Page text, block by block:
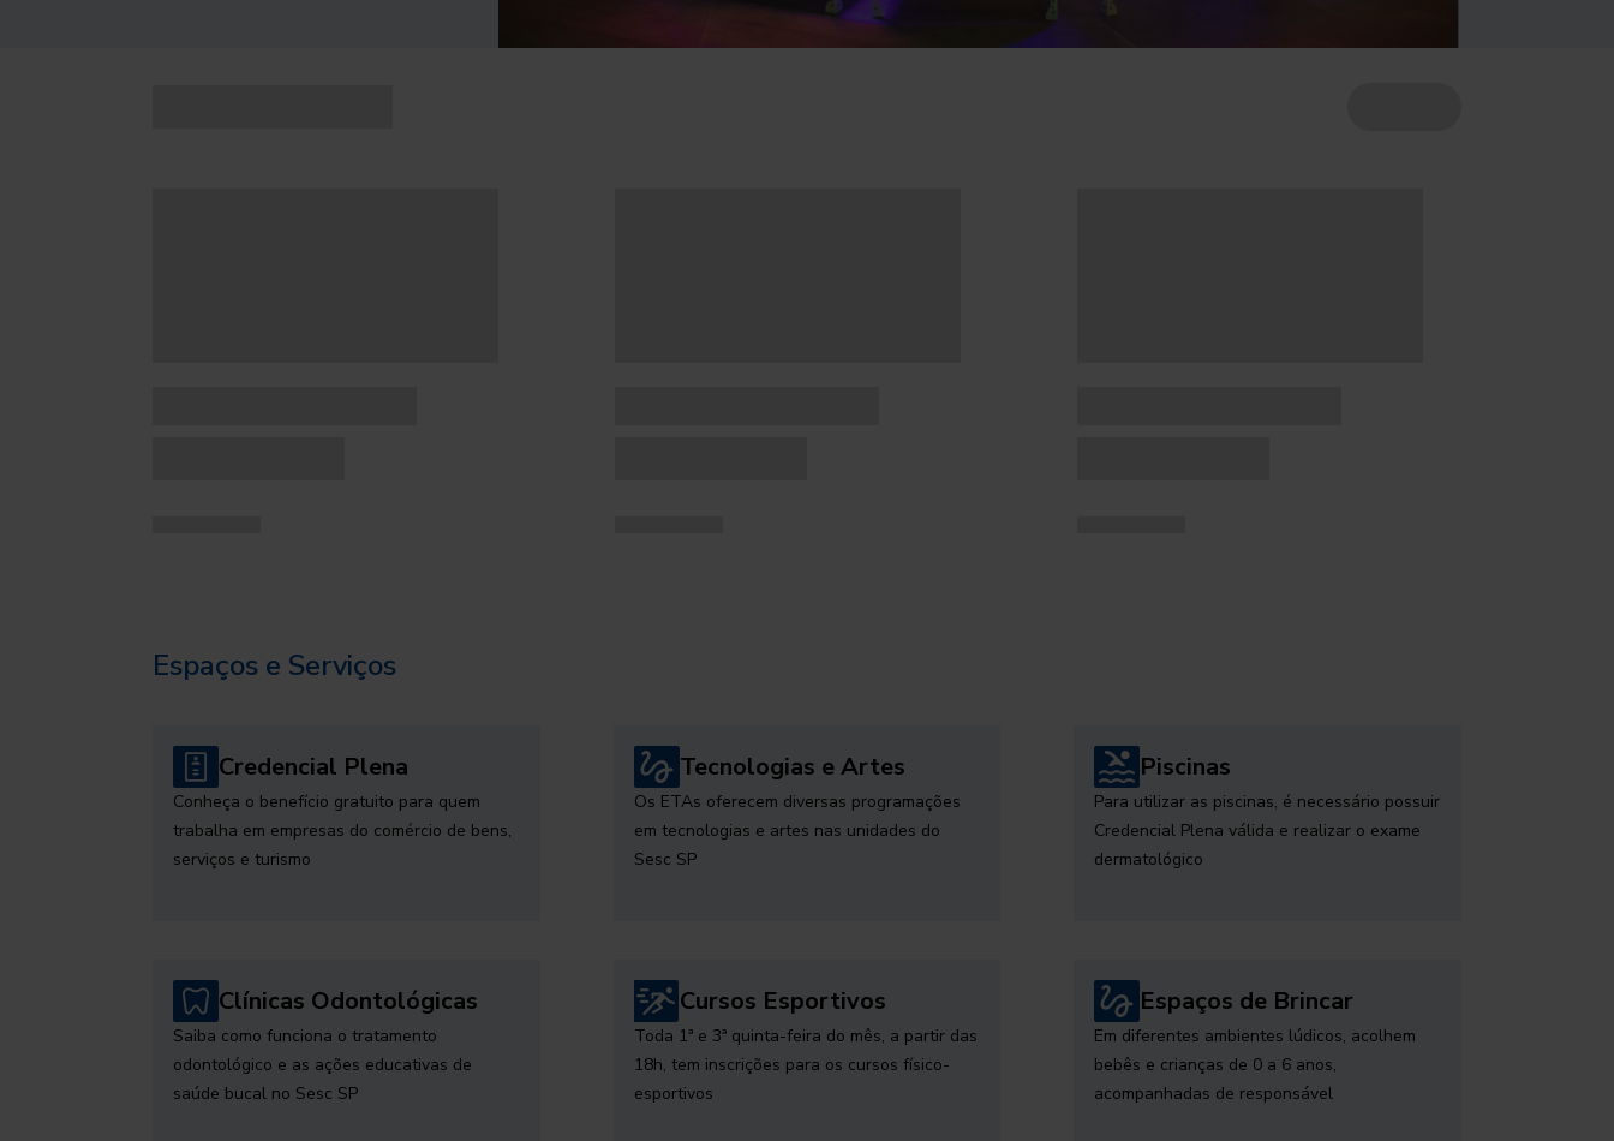
Espaços e Serviços
Credencial Plena
Conheça o benefício gratuito para quem
trabalha em empresas do comércio de bens,
serviços e turismo
Tecnologias e Artes
Os ETAs oferecem diversas programações
em tecnologias e artes nas unidades do
Sesc SP
Piscinas
Para utilizar as piscinas, é necessário possuir
Credencial Plena válida e realizar o exame
dermatológico
Clínicas Odontológicas
Saiba como funciona o tratamento
odontológico e as ações educativas de
saúde bucal no Sesc SP
Cursos Esportivos
Toda 1ª e 3ª quinta-feira do mês, a partir das
18h, tem inscrições para os cursos físico-
esportivos
Espaços de Brincar
Em diferentes ambientes lúdicos, acolhem
bebês e crianças de 0 a 6 anos,
acompanhadas de responsável